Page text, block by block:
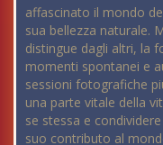
affascinato il mondo
sua bellezza naturale.
distingue dagli altri, la
momenti spontanei e
sessioni fotografiche
una parte vitale della
se stessa e
suo contributo al